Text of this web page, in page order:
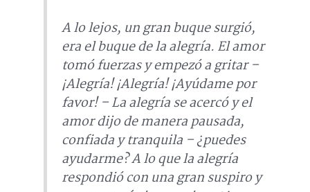
A lo lejos, un gran buque surgió,
era el buque de la alegría. El amor
tomó fuerzas y empezó a gritar –
¡Alegría! ¡Alegría! ¡Ayúdame por
favor! – La alegría se acercó y el
amor dijo de manera pausada,
confiada y tranquila – ¿puedes
ayudarme? A lo que la alegría
respondió con una gran suspiro y